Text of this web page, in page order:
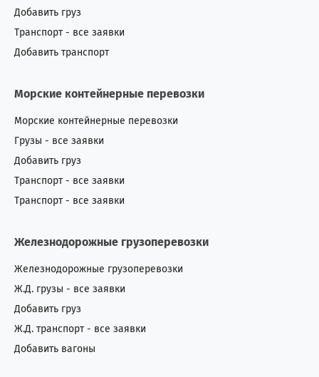
Добавить груз
Транспорт - все заявки
Добавить транспорт
Морские контейнерные перевозки
Морские контейнерные перевозки
Грузы - все заявки
Добавить груз
Транспорт - все заявки
Транспорт - все заявки
Железнодорожные грузоперевозки
Железнодорожные грузоперевозки
Ж.Д. грузы - все заявки
Добавить груз
Ж.Д. транспорт - все заявки
Добавить вагоны